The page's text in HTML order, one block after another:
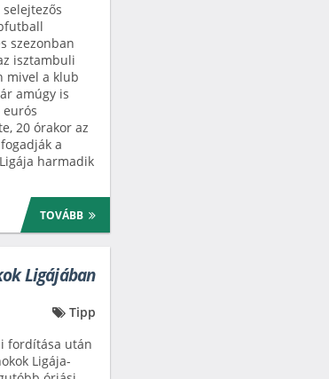
szezonban
isztambuli
mivel a klub
amúgy is
20 órakor az
a
harmadik
TOVÁBB
Ligájában
Tipp
fordítása után
Ligája-